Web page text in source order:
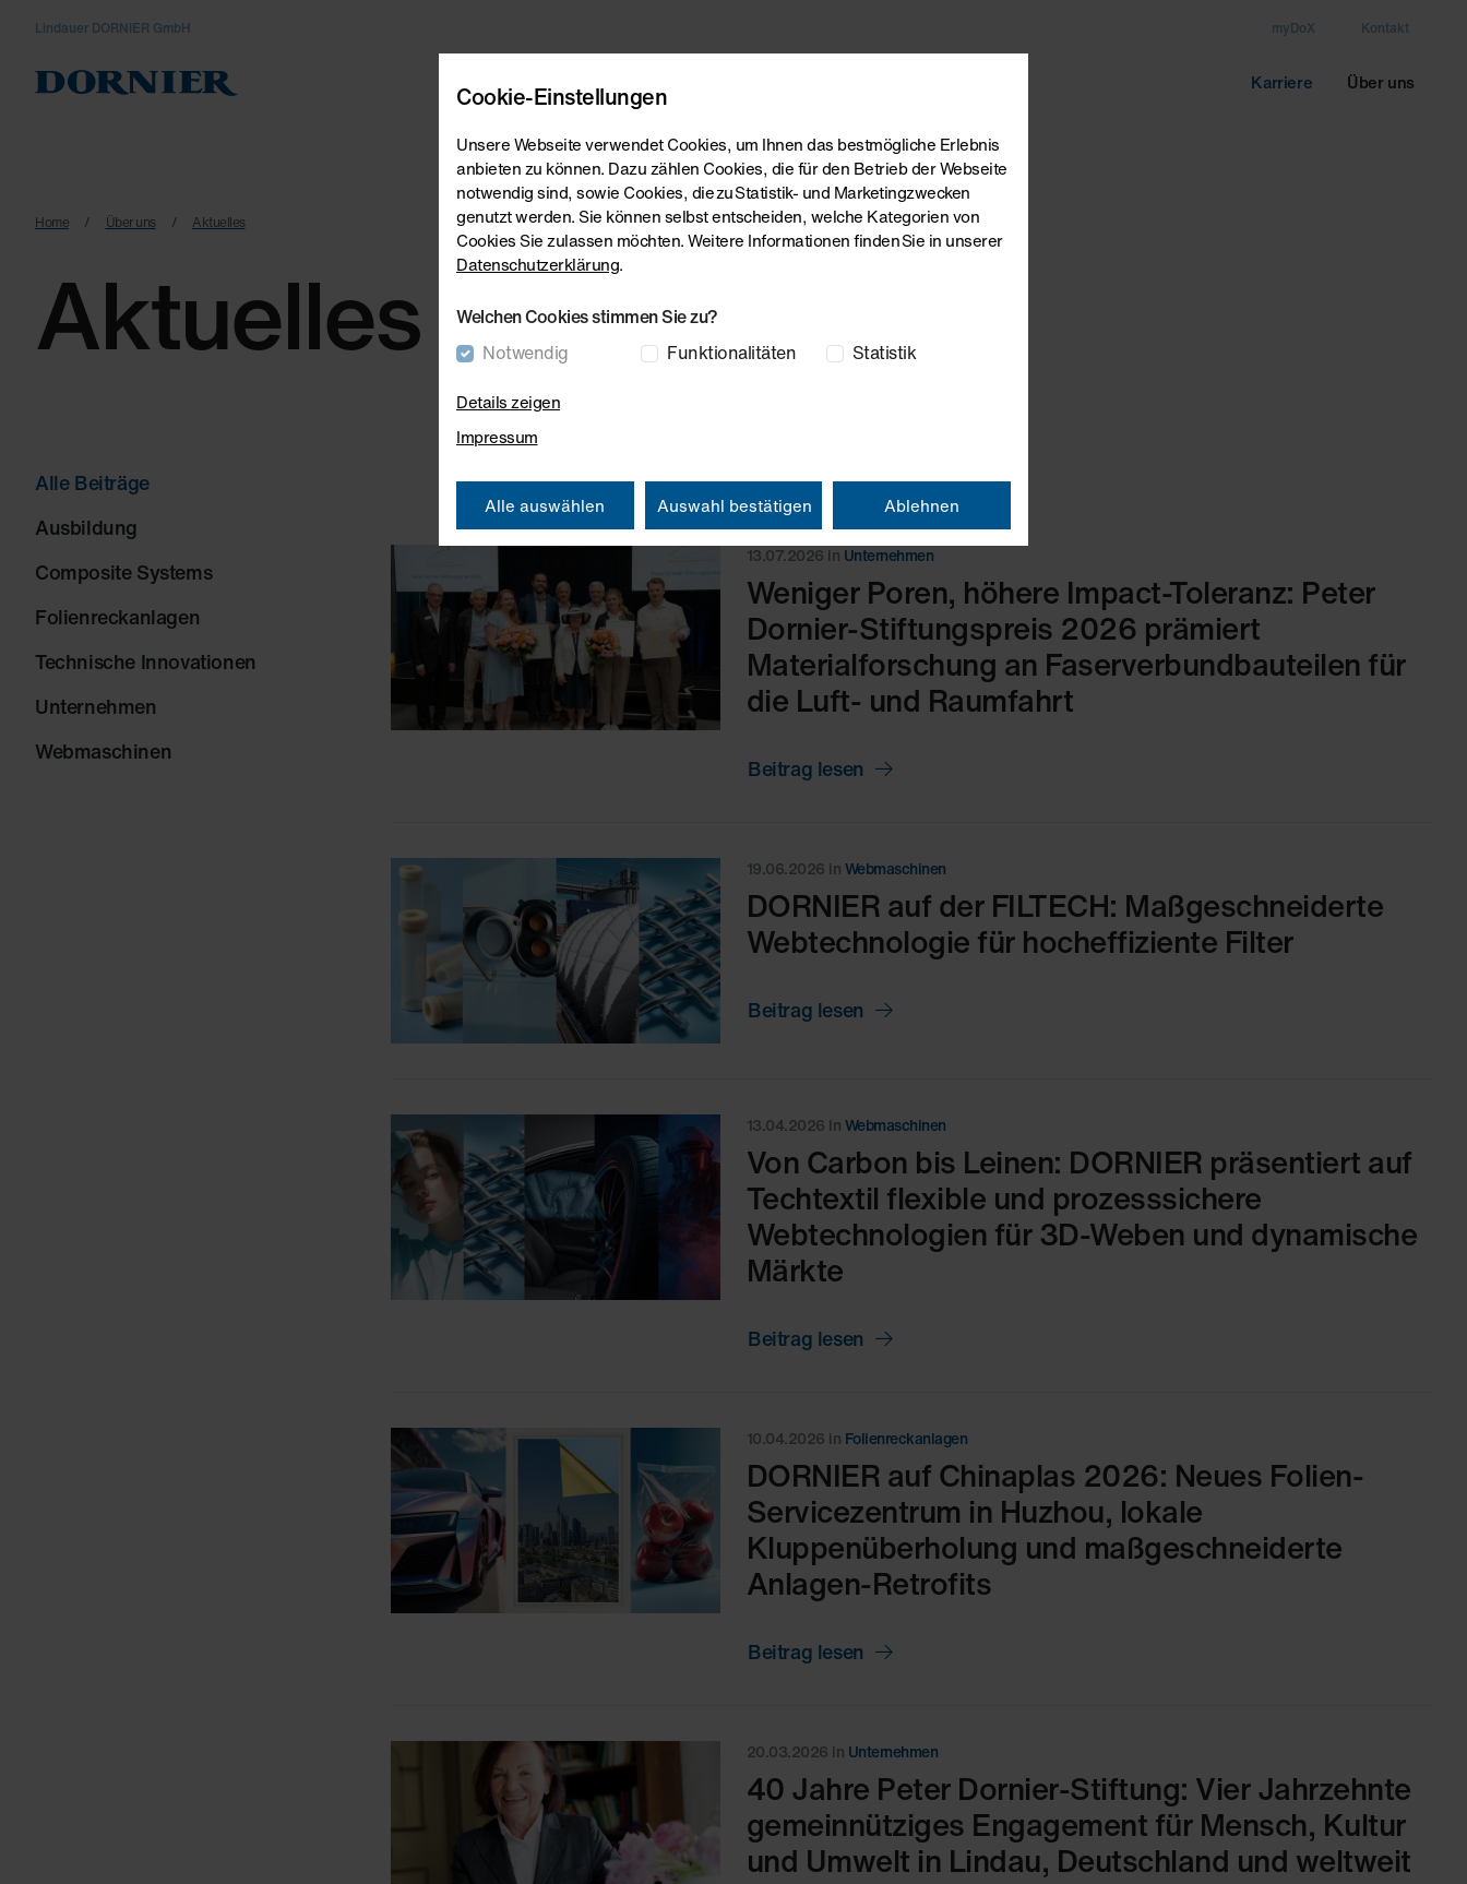
Lindauer DORNIER GmbH myDoX Kontakt
Karriere Über uns
Home Über uns Aktuelles
Aktuelles
Alle Beiträge
Ausbildung
Composite Systems
Folienreckanlagen
Technische Innovationen
Unternehmen
Webmaschinen
13.07.2026 in Unternehmen
Weniger Poren, höhere Impact-Toleranz: Peter
Dornier-Stiftungspreis 2026 prämiert
Materialforschung an Faserverbundbauteilen für
die Luft- und Raumfahrt
Beitrag lesen
19.06.2026 inWebmaschinen
DORNIER auf der FILTECH: Maßgeschneiderte
Webtechnologie für hocheffiziente Filter
Beitrag lesen
13.04.2026 inWebmaschinen
Von Carbon bis Leinen: DORNIER präsentiert auf
Techtextil flexible und prozesssichere
Webtechnologien für 3D-Weben und dynamische
Märkte
Beitrag lesen
10.04.2026 in Folienreckanlagen
DORNIER auf Chinaplas 2026: Neues Folien-
Servicezentrum in Huzhou, lokale
Kluppenüberholung und maßgeschneiderte
Anlagen-Retrofits
Beitrag lesen
20.03.2026 in Unternehmen
40 Jahre Peter Dornier-Stiftung: Vier Jahrzehnte
gemeinnütziges Engagement für Mensch, Kultur
und Umwelt in Lindau, Deutschland und weltweit
Cookie-Einstellungen
Unsere Webseite verwendet Cookies, um Ihnen das bestmögliche Erlebnis
anbieten zu können. Dazu zählen Cookies, die für den Betrieb der Webseite
notwendig sind, sowie Cookies, die zu Statistik- und Marketingzwecken
genutzt werden. Sie können selbst entscheiden, welche Kategorien von
Cookies Sie zulassen möchten. Weitere Informationen finden Sie in unserer
Datenschutzerklärung.
Welchen Cookies stimmen Sie zu?
Notwendig
Funktionalitäten Statistik
Details zeigen
Impressum
Alle auswählen Auswahl bestätigen Ablehnen